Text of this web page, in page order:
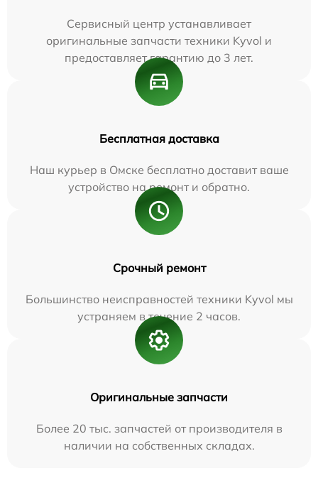
Сервисный центр устанавливает
оригинальные запчасти техники Kyvol и
предоставляет гарантию до 3 лет.
Бесплатная доставка
Наш курьер в Омске бесплатно доставит ваше
устройство на ремонт и обратно.
Срочный ремонт
Большинство неисправностей техники Kyvol мы
устраняем в течение 2 часов.
Оригинальные запчасти
Более 20 тыс. запчастей от производителя в
наличии на собственных складах.